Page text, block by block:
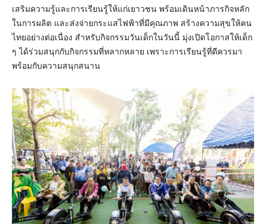
เสริมความรู้และการเรียนรู้ให้แก่เยาวชน พร้อมเดินหน้าภารกิจหลัก
ในการผลิต และส่งจ่ายกระแสไฟฟ้าที่มีคุณภาพ สร้างความสุขให้คน
ไทยอย่างต่อเนื่อง สำหรับกิจกรรมวันเด็กในวันนี้ มุ่งเปิดโอกาสให้เด็ก
ๆ ได้ร่วมสนุกกับกิจกรรมที่หลากหลาย เพราะการเรียนรู้ที่ดีควรมา
พร้อมกับความสนุกสนาน